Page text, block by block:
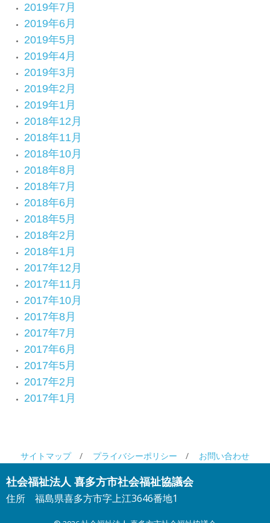
2019年7月
2019年6月
2019年5月
2019年4月
2019年3月
2019年2月
2019年1月
2018年12月
2018年11月
2018年10月
2018年8月
2018年7月
2018年6月
2018年5月
2018年2月
2018年1月
2017年12月
2017年11月
2017年10月
2017年8月
2017年7月
2017年6月
2017年5月
2017年2月
2017年1月
サイトマップ プライバシーポリシー お問い合わせ
社会福祉法人 喜多方市社会福祉協議会
住所 福島県喜多方市字上江3646番地1